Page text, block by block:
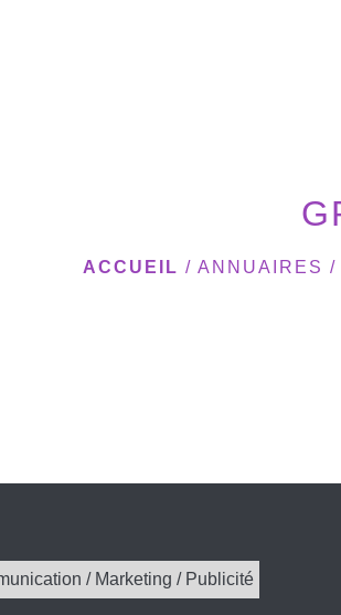
ACCUEIL / ANNUAIRES /
/ Marketing / Publicité